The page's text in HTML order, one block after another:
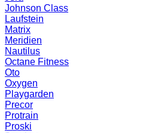
Johnson Class
Laufstein
Matrix
Meridien
Nautilus
Octane Fitness
Oto
Oxygen
Playgarden
Precor
Protrain
Proski